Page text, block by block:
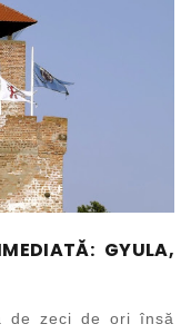
GYULA,
de zeci de ori însă